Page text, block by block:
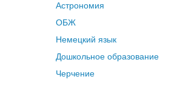
Астрономия
ОБЖ
Немецкий язык
Дошкольное образование
Черчение